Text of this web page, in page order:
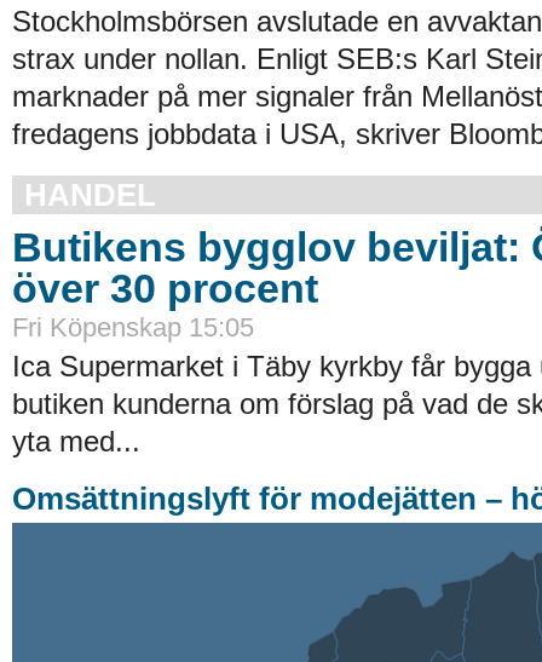
Stockholmsbörsen avslutade en
strax under nollan. Enligt SEB:s Karl
marknader på mer signaler från
fredagens jobbdata i USA, skriver
HANDEL
Butikens bygglov beviljat:
över 30 procent
Fri Köpenskap 15:05
Ica Supermarket i Täby kyrkby får bygga
butiken kunderna om förslag på vad de
yta med...
Omsättningslyft för modejätten –